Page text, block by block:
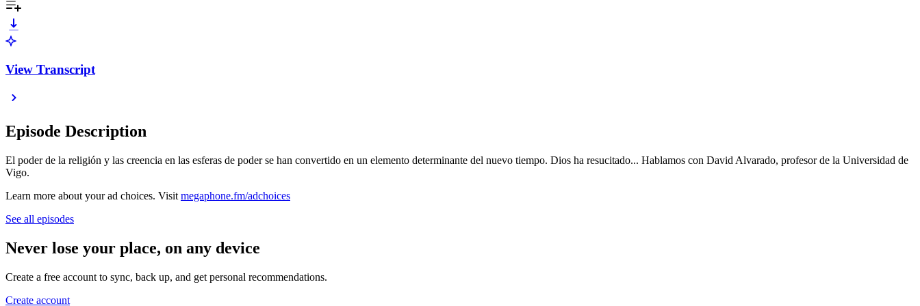
View Transcript
Episode Description
El poder de la religión y las creencia en las esferas de poder se han convertido en un elemento determinante del nuevo tiempo. Dios ha resucitado... Hablamos con David Alvarado, profesor de la Universidad de
Vigo.
Learn more about your ad choices. Visit megaphone.fm/adchoices
See all episodes
Never lose your place, on any device
Create a free account to sync, back up, and get personal recommendations.
Create account